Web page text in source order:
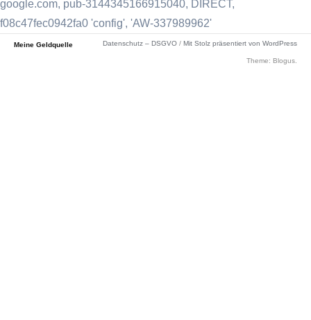
google.com, pub-3144345166915040, DIRECT,
f08c47fec0942fa0 'config', 'AW-337989962'
Meine Geldquelle Datenschutz – DSGVO / Mit Stolz präsentiert von WordPress
Theme: Blogus.